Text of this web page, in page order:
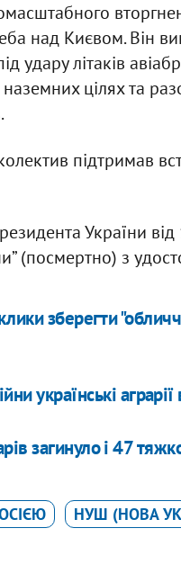
над Києвом. Він
удару літаків
наземних цілях та
підтримав
України
(посмертно) з
зберегти
українські
загинуло і 47
НУШ (НОВА